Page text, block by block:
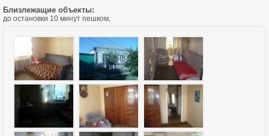
Близлежащие объекты:
до остановки 10 минут пешком,